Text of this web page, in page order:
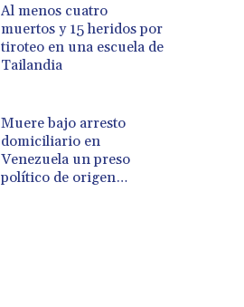
Al menos cuatro
muertos y 15 heridos por
tiroteo en una escuela de
Tailandia
Muere bajo arresto
domiciliario en
Venezuela un preso
político de origen